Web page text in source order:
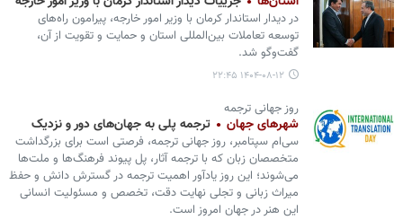
در دیدار استاندار کرمان با وزیر امور خارجه، پیرامون راه‌های
توسعه تعاملات بین‌المللی استان و حمایت و تقویت از آن،
گفت‌وگو شد.
۱۴۰۴-۰۸-۱۲ ۲۲:۴۵
روز جهانی ترجمه
شهرهای جهان ترجمه پلی به جهان‌های دور و نزدیک
سی‌ام سپتامبر، روز جهانی ترجمه، فرصتی است برای بزرگداشت
متخصصان زبان که با ترجمه آثار، پل پیوند فرهنگ‌ها و ملت‌ها
می‌شوند؛ این روز یادآور اهمیت ترجمه در گسترش دانش و حفظ
میراث زبانی و تجلی نهایت دقت، تخصص و مسئولیت انسانی
این هنر در جهان امروز است.